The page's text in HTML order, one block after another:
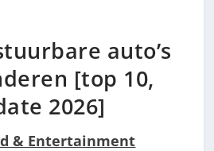
auto’s
[top 10,
2026]
& Entertainment